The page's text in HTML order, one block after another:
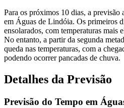
Para os próximos 10 dias, a
em Águas de Lindóia. Os primeiros
ensolarados, com temperaturas mais
No entanto, a partir da segunda
queda nas temperaturas, com a
podendo ocorrer pancadas de chuva.
Detalhes da Previsão
Previsão do Tempo em